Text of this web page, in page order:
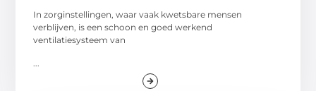
In zorginstellingen, waar vaak kwetsbare mensen
verblijven, is een schoon en goed werkend
ventilatiesysteem van